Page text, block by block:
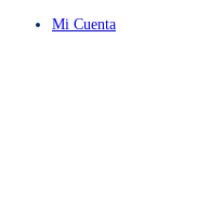
Mi Cuenta